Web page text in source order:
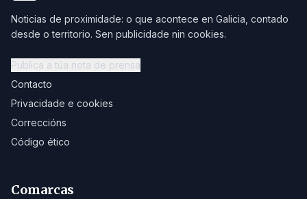
Noticias de proximidade: o que acontece en Galicia, contado
desde o territorio. Sen publicidade nin cookies.
Publica a túa nota de prensa
Contacto
Privacidade e cookies
Correccións
Código ético
Comarcas